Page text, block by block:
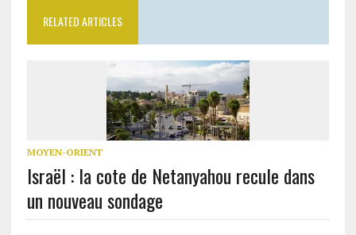
RELATED ARTICLES
MOYEN-ORIENT
Israël : la cote de Netanyahou recule dans
un nouveau sondage